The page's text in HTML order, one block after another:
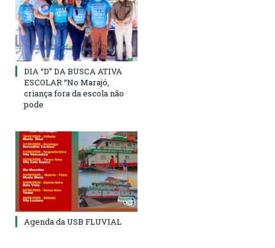
DIA “D” DA BUSCA ATIVA
ESCOLAR “No Marajó,
criança fora da escola não
pode
Agenda da USB FLUVIAL